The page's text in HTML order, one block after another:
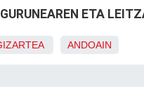
ETA
ANDOAIN